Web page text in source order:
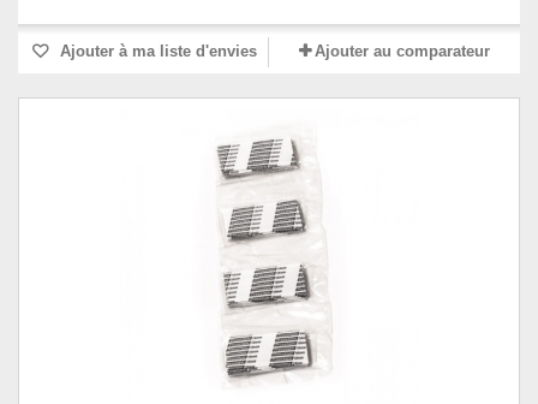
Ajouter à ma liste d'envies Ajouter au comparateur